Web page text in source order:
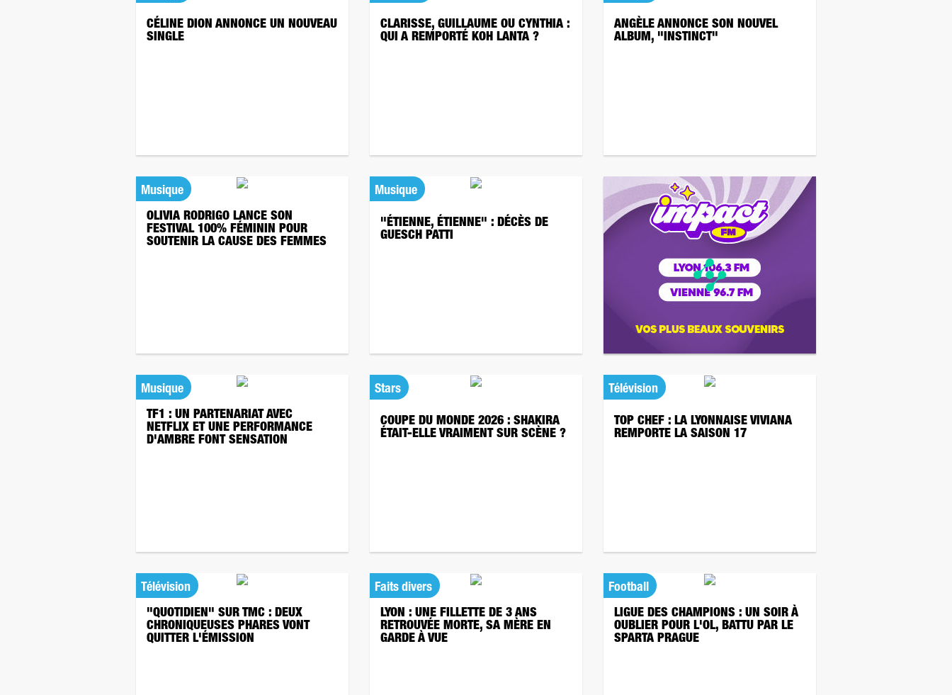
CÉLINE DION ANNONCE UN NOUVEAU
SINGLE
CLARISSE, GUILLAUME OU CYNTHIA :
QUI A REMPORTÉ KOH LANTA ?
ANGÈLE ANNONCE SON NOUVEL
ALBUM, "INSTINCT"
Musique
OLIVIA RODRIGO LANCE SON
FESTIVAL 100% FÉMININ POUR
SOUTENIR LA CAUSE DES FEMMES
Musique
"ÉTIENNE, ÉTIENNE" : DÉCÈS DE
GUESCH PATTI
Musique
TF1 : UN PARTENARIAT AVEC
NETFLIX ET UNE PERFORMANCE
D'AMBRE FONT SENSATION
Stars
COUPE DU MONDE 2026 : SHAKIRA
ÉTAIT-ELLE VRAIMENT SUR SCÈNE ?
Télévision
TOP CHEF : LA LYONNAISE VIVIANA
REMPORTE LA SAISON 17
Télévision
"QUOTIDIEN" SUR TMC : DEUX
CHRONIQUEUSES PHARES VONT
QUITTER L'ÉMISSION
Faits divers
LYON : UNE FILLETTE DE 3 ANS
RETROUVÉE MORTE, SA MÈRE EN
GARDE À VUE
Football
LIGUE DES CHAMPIONS : UN SOIR À
OUBLIER POUR L'OL, BATTU PAR LE
SPARTA PRAGUE